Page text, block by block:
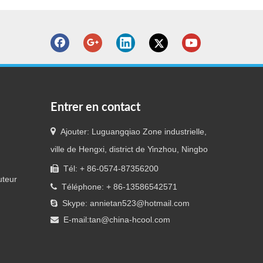
Entrer en contact
 Ajouter: Luguangqiao Zone industrielle,
ville de Hengxi, district de Yinzhou, Ningbo
 Tél: + 86-0574-87356200
 Téléphone: + 86-13586542571
 Skype: annietan523@hotmail.com
 E-mail:tan@china-hcool.com